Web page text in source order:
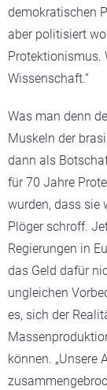
demokratischen
aber politisiert
Protektionismus.
Wissenschaft.“
Was man denn
Muskeln der
dann als
für 70 Jahre
wurden, dass sie
Plöger schroff.
Regierungen in
das Geld dafür
ungleichen
es, sich der
können. „Unsere